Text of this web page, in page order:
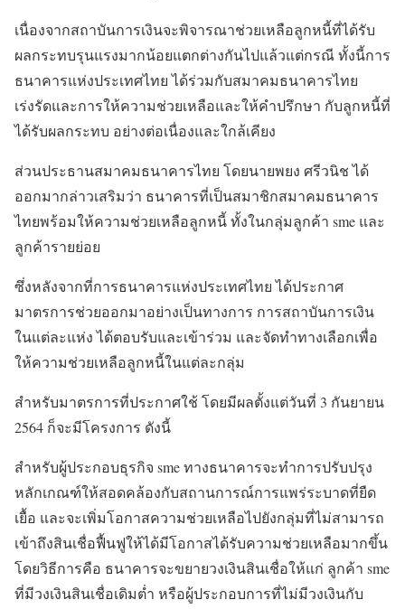
เนื่องจากสถาบันการเงินจะพิจารณาช่วยเหลือลูกหนี้ที่ได้รับ
ผลกระทบรุนแรงมากน้อยแตกต่างกันไปแล้วแต่กรณี ทั้งนี้การ
ธนาคารแห่งประเทศไทย ได้ร่วมกับสมาคมธนาคารไทย
เร่งรัดและการให้ความช่วยเหลือและให้คำปรึกษา กับลูกหนี้ที่
ได้รับผลกระทบ อย่างต่อเนื่องและใกล้เคียง
ส่วนประธานสมาคมธนาคารไทย โดยนายพยง ศรีวนิช ได้
ออกมากล่าวเสริมว่า ธนาคารที่เป็นสมาชิกสมาคมธนาคาร
ไทยพร้อมให้ความช่วยเหลือลูกหนี้ ทั้งในกลุ่มลูกค้า sme และ
ลูกค้ารายย่อย
ซึ่งหลังจากที่การธนาคารแห่งประเทศไทย ได้ประกาศ
มาตรการช่วยออกมาอย่างเป็นทางการ การสถาบันการเงิน
ในแต่ละแห่ง ได้ตอบรับและเข้าร่วม และจัดทำทางเลือกเพื่อ
ให้ความช่วยเหลือลูกหนี้ในแต่ละกลุ่ม
สำหรับมาตรการที่ประกาศใช้ โดยมีผลตั้งแต่วันที่ 3 กันยายน
2564 ก็จะมีโครงการ ดังนี้
สำหรับผู้ประกอบธุรกิจ sme ทางธนาคารจะทำการปรับปรุง
หลักเกณฑ์ให้สอดคล้องกับสถานการณ์การแพร่ระบาดที่ยืด
เยื้อ และจะเพิ่มโอกาสความช่วยเหลือไปยังกลุ่มที่ไม่สามารถ
เข้าถึงสินเชื่อฟื้นฟูให้ได้มีโอกาสได้รับความช่วยเหลือมากขึ้น
โดยวิธีการคือ ธนาคารจะขยายวงเงินสินเชื่อให้แก่ ลูกค้า sme
ที่มีวงเงินสินเชื่อเดิมต่ำ หรือผู้ประกอบการที่ไม่มีวงเงินกับ